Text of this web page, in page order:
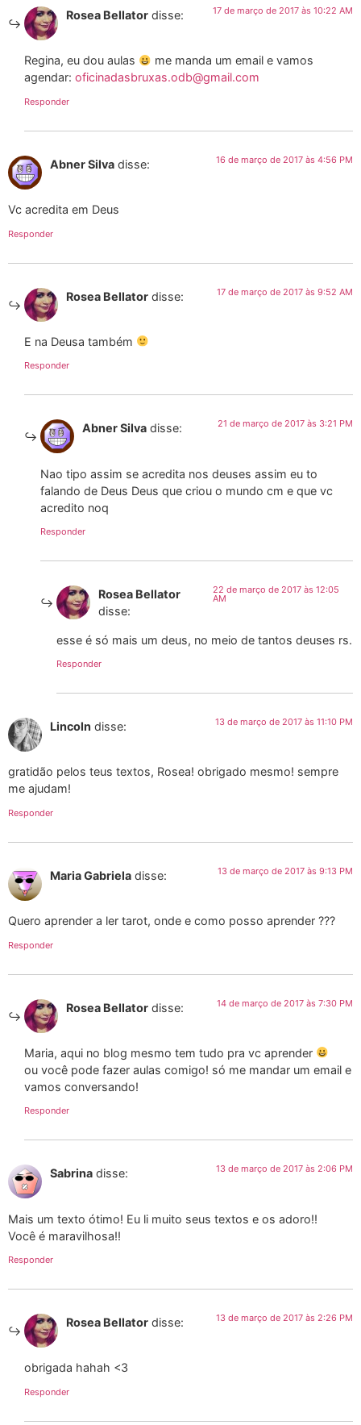
Rosea Bellator disse: 17 de março de 2017 às 10:22 AM
Regina, eu dou aulas
me manda um email e vamos
agendar: oficinadasbruxas.odb@gmail.com
Responder
Abner Silva disse: 16 de março de 2017 às 4:56 PM
Vc acredita em Deus
Responder
Rosea Bellator disse: 17 de março de 2017 às 9:52 AM
E na Deusa também
Responder
Abner Silva disse: 21 de março de 2017 às 3:21 PM
Nao tipo assim se acredita nos deuses assim eu to
falando de Deus Deus que criou o mundo cm e que vc
acredito noq
Responder
Rosea Bellator
disse:
22 de março de 2017 às 12:05
AM
esse é só mais um deus, no meio de tantos deuses rs.
Responder
Lincoln disse: 13 de março de 2017 às 11:10 PM
gratidão pelos teus textos, Rosea! obrigado mesmo! sempre
me ajudam!
Responder
Maria Gabriela disse: 13 de março de 2017 às 9:13 PM
Quero aprender a ler tarot, onde e como posso aprender ???
Responder
Rosea Bellator disse: 14 de março de 2017 às 7:30 PM
Maria, aqui no blog mesmo tem tudo pra vc aprender
ou você pode fazer aulas comigo! só me mandar um email e
vamos conversando!
Responder
Sabrina disse: 13 de março de 2017 às 2:06 PM
Mais um texto ótimo! Eu li muito seus textos e os adoro!!
Você é maravilhosa!!
Responder
Rosea Bellator disse: 13 de março de 2017 às 2:26 PM
obrigada hahah <3
Responder